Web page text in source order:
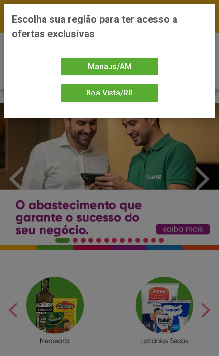
*Preços exclusivos do site — Entrega em até 24h
Escolha sua região para ter acesso a
ofertas exclusivas
Manaus/AM
Boa Vista/RR